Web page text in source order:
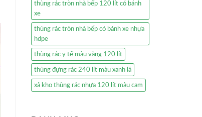
thùng rác tròn nhà bếp 120 lít có bánh
xe
thùng rác tròn nhà bếp có bánh xe nhựa
hdpe
thùng rác y tế màu vàng 120 lít
thùng đựng rác 240 lít màu xanh lá
xả kho thùng rác nhựa 120 lít màu cam